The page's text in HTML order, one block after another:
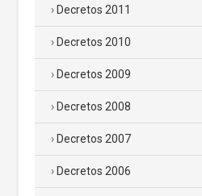
Decretos 2011
Decretos 2010
Decretos 2009
Decretos 2008
Decretos 2007
Decretos 2006